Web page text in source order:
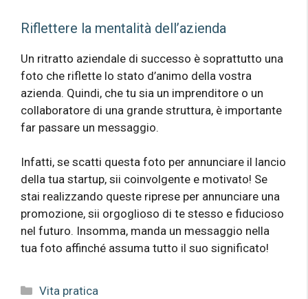
Riflettere la mentalità dell’azienda
Un ritratto aziendale di successo è soprattutto una
foto che riflette lo stato d’animo della vostra
azienda. Quindi, che tu sia un imprenditore o un
collaboratore di una grande struttura, è importante
far passare un messaggio.
Infatti, se scatti questa foto per annunciare il lancio
della tua startup, sii coinvolgente e motivato! Se
stai realizzando queste riprese per annunciare una
promozione, sii orgoglioso di te stesso e fiducioso
nel futuro. Insomma, manda un messaggio nella
tua foto affinché assuma tutto il suo significato!
Categorie
Vita pratica